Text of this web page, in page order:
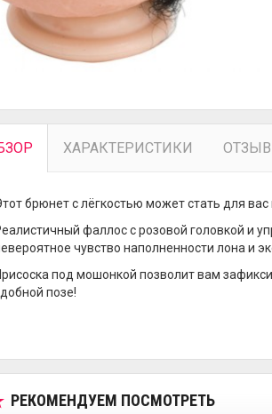
ХАРАКТЕРИСТИКИ
брюнет с лёгкостью может стать для
фаллос с розовой головкой и
чувство наполненности лона и
под мошонкой позволит вам
позе!
РЕКОМЕНДУЕМ ПОСМОТРЕТЬ